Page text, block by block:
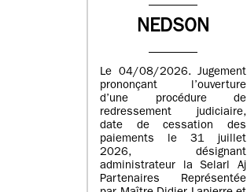
NEDSON
Le 04/08/2026. Jugement
prononçant l’ouverture
d’une procédure de
redressement judiciaire,
date de cessation des
paiements le 31 juillet
2026, désignant
administrateur la Selarl Aj
Partenaires Représentée